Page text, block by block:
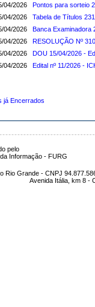
04/2026
Pontos para sorteio
04/2026
Tabela de Títulos
04/2026
Banca Examinadora
04/2026
RESOLUÇÃO Nº
04/2026
DOU 15/04/2026 -
04/2026
Edital nº 11/2026 -
já Encerrados
pelo
Informação - FURG
Rio Grande - CNPJ
Avenida Itália, km 8 -